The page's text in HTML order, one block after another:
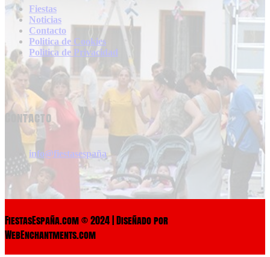
Fiestas
Noticias
Contacto
Politica de Cookies
Politica de Privacidad
Contacto
info@fiestasespaña
FiestasEspaña.com © 2024 | Diseñado por
WebEnchantments.com